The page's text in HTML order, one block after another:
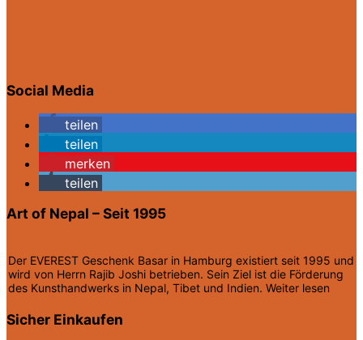
Social Media
teilen
teilen
merken
teilen
Art of Nepal – Seit 1995
Der EVEREST Geschenk Basar in Hamburg existiert seit 1995 und
wird von Herrn Rajib Joshi betrieben. Sein Ziel ist die Förderung
des Kunsthandwerks in Nepal, Tibet und Indien. Weiter lesen
Sicher Einkaufen